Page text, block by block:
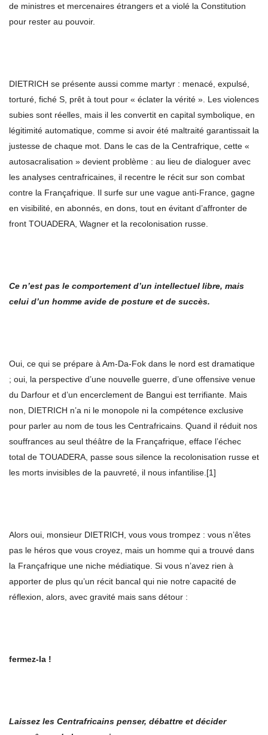
de ministres et mercenaires étrangers et a violé la Constitution
pour rester au pouvoir.
DIETRICH se présente aussi comme martyr : menacé, expulsé,
torturé, fiché S, prêt à tout pour « éclater la vérité ». Les violences
subies sont réelles, mais il les convertit en capital symbolique, en
légitimité automatique, comme si avoir été maltraité garantissait la
justesse de chaque mot. Dans le cas de la Centrafrique, cette «
autosacralisation » devient problème : au lieu de dialoguer avec
les analyses centrafricaines, il recentre le récit sur son combat
contre la Françafrique. Il surfe sur une vague anti‑France, gagne
en visibilité, en abonnés, en dons, tout en évitant d’affronter de
front TOUADERA, Wagner et la recolonisation russe.
Ce n’est pas le comportement d’un intellectuel libre, mais
celui d’un homme avide de posture et de succès.
Oui, ce qui se prépare à Am‑Da‑Fok dans le nord est dramatique
; oui, la perspective d’une nouvelle guerre, d’une offensive venue
du Darfour et d’un encerclement de Bangui est terrifiante. Mais
non, DIETRICH n’a ni le monopole ni la compétence exclusive
pour parler au nom de tous les Centrafricains. Quand il réduit nos
souffrances au seul théâtre de la Françafrique, efface l’échec
total de TOUADERA, passe sous silence la recolonisation russe et
les morts invisibles de la pauvreté, il nous infantilise.[1]
Alors oui, monsieur DIETRICH, vous vous trompez : vous n’êtes
pas le héros que vous croyez, mais un homme qui a trouvé dans
la Françafrique une niche médiatique. Si vous n’avez rien à
apporter de plus qu’un récit bancal qui nie notre capacité de
réflexion, alors, avec gravité mais sans détour :
fermez‑la !
Laissez les Centrafricains penser, débattre et décider